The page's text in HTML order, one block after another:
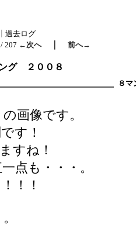
過去ログ
207 ←次へ｜ 前へ→
グ ２００８
８マ
画像です。
す！
すね！
点も・・・。
！！